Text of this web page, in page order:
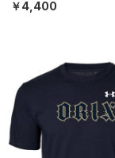
スボール/UNISEX）
￥4,400